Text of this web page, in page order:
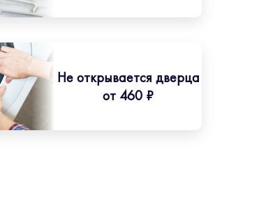
Не открывается дверца
от 460 ₽